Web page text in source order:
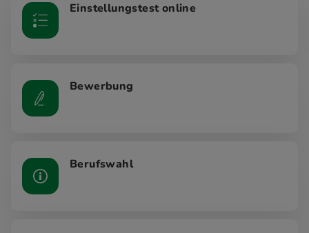
Einstellungstest online
Bewerbung
Berufswahl